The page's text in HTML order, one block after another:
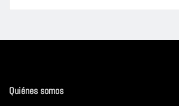
Quiénes somos